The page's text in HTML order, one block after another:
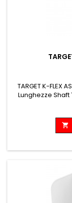
TARGET K-FLEX
Lunghezze
